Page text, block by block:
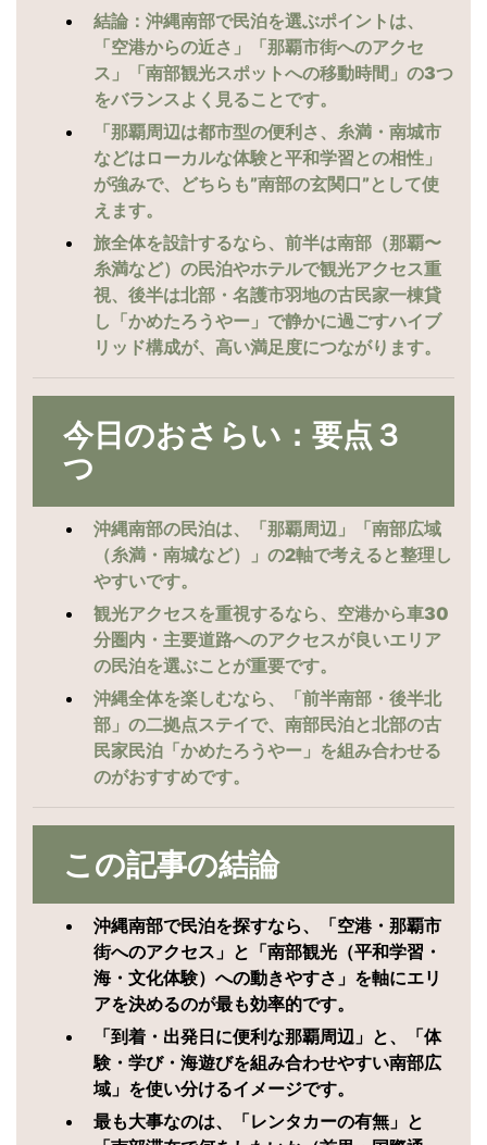
結論：沖縄南部で民泊を選ぶポイントは、
「空港からの近さ」「那覇市街へのアクセ
ス」「南部観光スポットへの移動時間」の3つ
をバランスよく見ることです。
「那覇周辺は都市型の便利さ、糸満・南城市
などはローカルな体験と平和学習との相性」
が強みで、どちらも”南部の玄関口”として使
えます。
旅全体を設計するなら、前半は南部（那覇〜
糸満など）の民泊やホテルで観光アクセス重
視、後半は北部・名護市羽地の古民家一棟貸
し「かめたろうやー」で静かに過ごすハイブ
リッド構成が、高い満足度につながります。
今日のおさらい：要点３
つ
沖縄南部の民泊は、「那覇周辺」「南部広域
（糸満・南城など）」の2軸で考えると整理し
やすいです。
観光アクセスを重視するなら、空港から車30
分圏内・主要道路へのアクセスが良いエリア
の民泊を選ぶことが重要です。
沖縄全体を楽しむなら、「前半南部・後半北
部」の二拠点ステイで、南部民泊と北部の古
民家民泊「かめたろうやー」を組み合わせる
のがおすすめです。
この記事の結論
沖縄南部で民泊を探すなら、「空港・那覇市
街へのアクセス」と「南部観光（平和学習・
海・文化体験）への動きやすさ」を軸にエリ
アを決めるのが最も効率的です。
「到着・出発日に便利な那覇周辺」と、「体
験・学び・海遊びを組み合わせやすい南部広
域」を使い分けるイメージです。
最も大事なのは、「レンタカーの有無」と